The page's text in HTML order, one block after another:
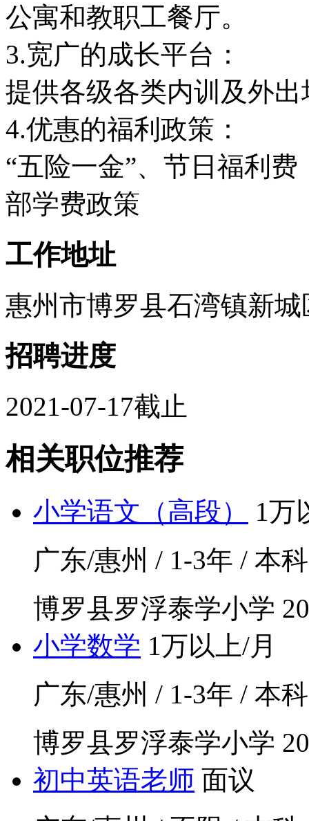
公寓和教职工餐厅。
3.宽广的成长平台：
提供各级各类内训及外
4.优惠的福利政策：
“五险一金”、节日福利
部学费政策
工作地址
惠州市博罗县石湾镇新
招聘进度
2021-07-17截止
相关职位推荐
小学语文（高段）
1万
广东/惠州 / 1-3年 / 本
博罗县罗浮泰学小学
小学数学 1万以上/月
广东/惠州 / 1-3年 / 本
博罗县罗浮泰学小学
初中英语老师 面议